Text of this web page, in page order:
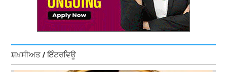
ਸ਼ਖ਼ਸੀਅਤ / ਇੰਟਰਵਿਊ